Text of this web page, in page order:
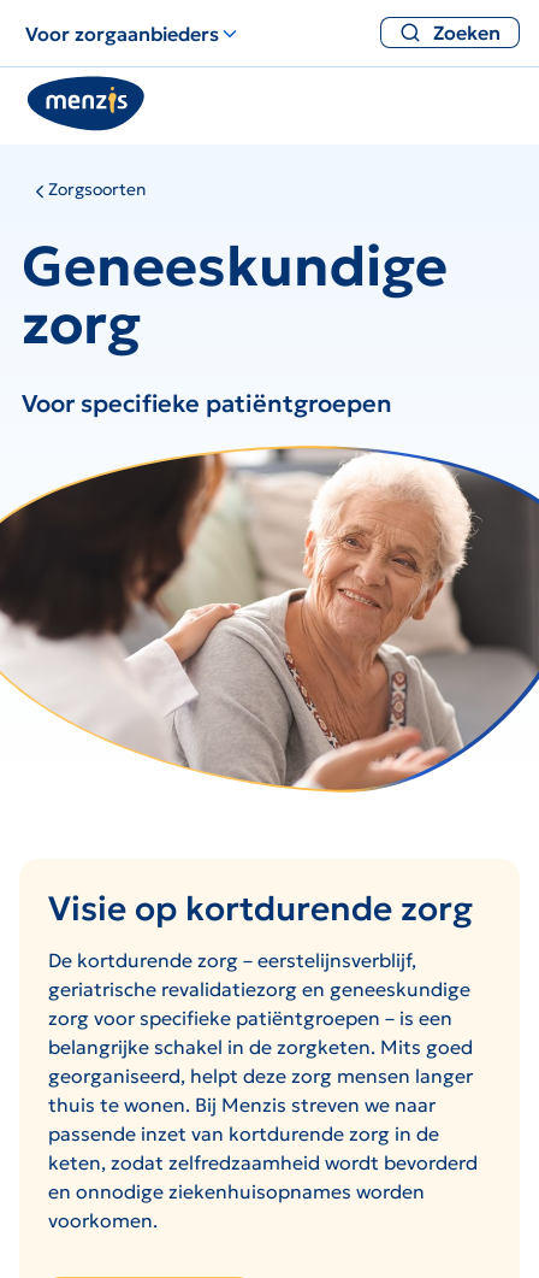
Voor zorgaanbieders Zoeken
Zorgsoorten
Geneeskundige
zorg
Voor specifieke patiëntgroepen
Visie op kortdurende zorg
De kortdurende zorg – eerstelijnsverblijf,
geriatrische revalidatiezorg en geneeskundige
zorg voor specifieke patiëntgroepen – is een
belangrijke schakel in de zorgketen. Mits goed
georganiseerd, helpt deze zorg mensen langer
thuis te wonen. Bij Menzis streven we naar
passende inzet van kortdurende zorg in de
keten, zodat zelfredzaamheid wordt bevorderd
en onnodige ziekenhuisopnames worden
voorkomen.